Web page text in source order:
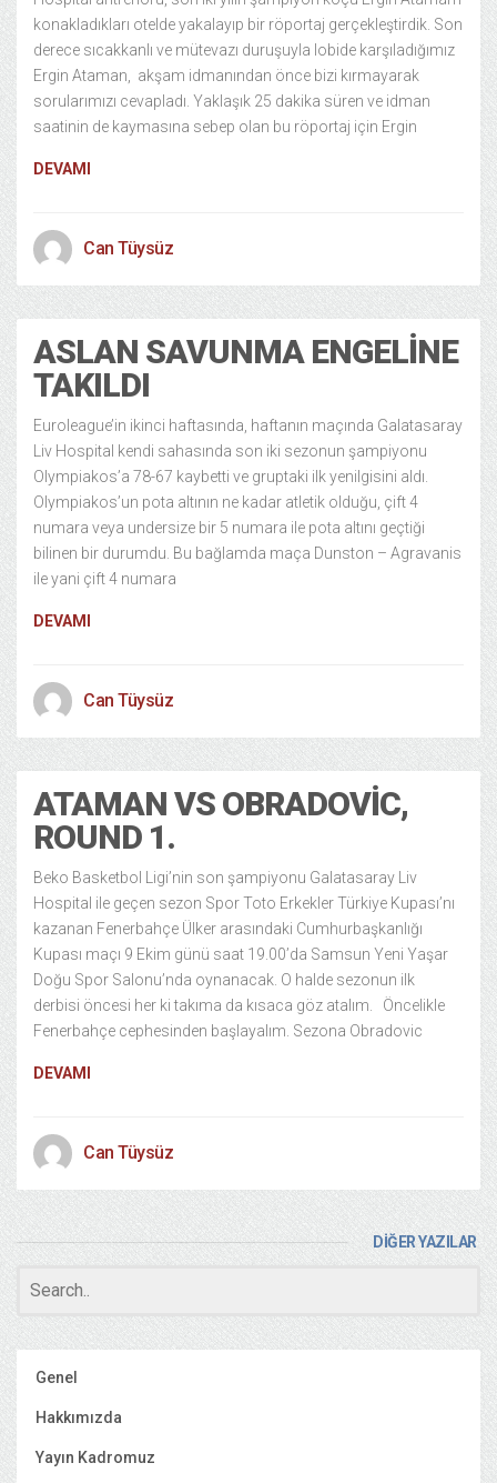
konakladıkları otelde yakalayıp bir röportaj gerçekleştirdik. Son
derece sıcakkanlı ve mütevazı duruşuyla lobide karşıladığımız
Ergin Ataman, akşam idmanından önce bizi kırmayarak
sorularımızı cevapladı. Yaklaşık 25 dakika süren ve idman
saatinin de kaymasına sebep olan bu röportaj için Ergin
DEVAMI
Can Tüysüz
ASLAN SAVUNMA ENGELINE
TAKILDI
Euroleague’in ikinci haftasında, haftanın maçında Galatasaray
Liv Hospital kendi sahasında son iki sezonun şampiyonu
Olympiakos’a 78-67 kaybetti ve gruptaki ilk yenilgisini aldı.
Olympiakos’un pota altının ne kadar atletik olduğu, çift 4
numara veya undersize bir 5 numara ile pota altını geçtiği
bilinen bir durumdu. Bu bağlamda maça Dunston – Agravanis
ile yani çift 4 numara
DEVAMI
Can Tüysüz
ATAMAN VS OBRADOVIC,
ROUND 1.
Beko Basketbol Ligi’nin son şampiyonu Galatasaray Liv
Hospital ile geçen sezon Spor Toto Erkekler Türkiye Kupası’nı
kazanan Fenerbahçe Ülker arasındaki Cumhurbaşkanlığı
Kupası maçı 9 Ekim günü saat 19.00’da Samsun Yeni Yaşar
Doğu Spor Salonu’nda oynanacak. O halde sezonun ilk
derbisi öncesi her ki takıma da kısaca göz atalım. Öncelikle
Fenerbahçe cephesinden başlayalım. Sezona Obradovic
DEVAMI
Can Tüysüz
DİĞER YAZILAR
Genel
Hakkımızda
Yayın Kadromuz